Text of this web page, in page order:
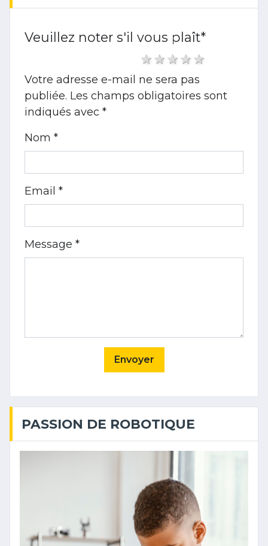
Veuillez noter s'il vous plaît*
4 stars
3 stars
2 stars
1 star
Votre adresse e-mail ne sera pas
publiée. Les champs obligatoires sont
indiqués avec *
Nom *
Email *
Message *
Envoyer
PASSION DE ROBOTIQUE